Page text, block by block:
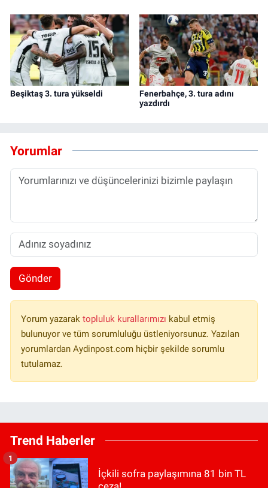
Beşiktaş 3. tura yükseldi
Fenerbahçe, 3. tura adını
yazdırdı
Yorumlar
Gönder
Yorum yazarak topluluk kurallarımızı kabul etmiş
bulunuyor ve tüm sorumluluğu üstleniyorsunuz. Yazılan
yorumlardan Aydinpost.com hiçbir şekilde sorumlu
tutulamaz.
Trend Haberler
İçkili sofra paylaşımına 81 bin TL
1